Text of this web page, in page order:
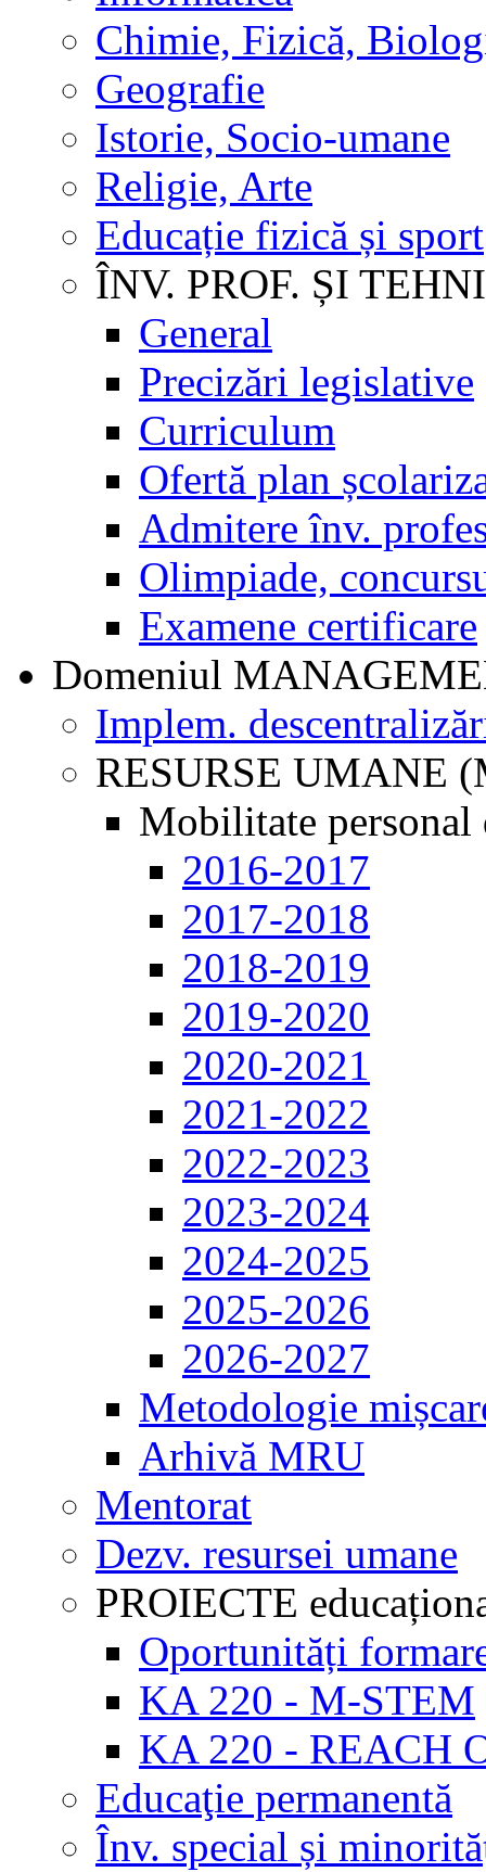
Chimie, Fizică,
Geografie
Istorie, Socio-umane
Religie, Arte
Educație fizică și sport
ÎNV. PROF. ȘI
General
Precizări legislative
Curriculum
Ofertă plan
Admitere înv.
Olimpiade,
Examene certificare
Domeniul
Implem.
RESURSE UMANE
Mobilitate personal
2016-2017
2017-2018
2018-2019
2019-2020
2020-2021
2021-2022
2022-2023
2023-2024
2024-2025
2025-2026
2026-2027
Metodologie
Arhivă MRU
Mentorat
Dezv. resursei umane
PROIECTE
Oportunități
KA 220 - M-STEM
KA 220 - REACH
Educaţie permanentă
Înv. special și